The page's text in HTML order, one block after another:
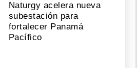
Naturgy acelera nueva
subestación para
fortalecer Panamá
Pacífico